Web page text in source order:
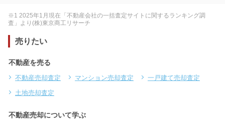
※1 2025年1月現在「不動産会社の一括査定サイトに関するランキング調
査」より(株)東京商工リサーチ
売りたい
不動産を売る
不動産売却査定 マンション売却査定
一戸建て売却査定
土地売却査定
不動産売却について学ぶ